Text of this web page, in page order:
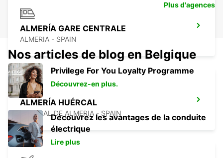
ALMERÍA GARE CENTRALE
ALMERIA - SPAIN
ALMERÍA HUÉRCAL
HUERCAL DE ALMERIA - SPAIN
Plus d'agences
Nos articles de blog en Belgique
Privilege For You Loyalty Programme
Découvrez-en plus.
Découvrez les avantages de la conduite
électrique
Lire plus